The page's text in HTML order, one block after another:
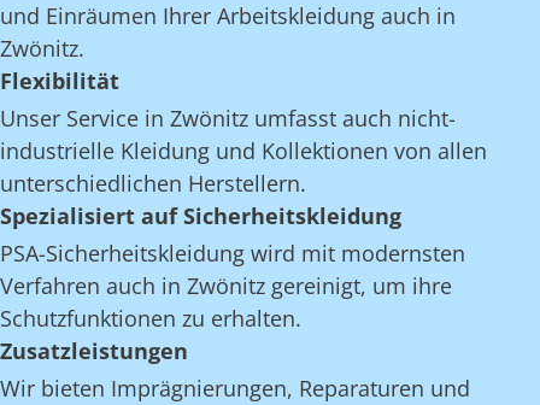
und Einräumen Ihrer Arbeitskleidung auch in
Zwönitz.
Flexibilität
Unser Service in Zwönitz umfasst auch nicht-
industrielle Kleidung und Kollektionen von allen
unterschiedlichen Herstellern.
Spezialisiert auf Sicherheitskleidung
PSA-Sicherheitskleidung wird mit modernsten
Verfahren auch in Zwönitz gereinigt, um ihre
Schutzfunktionen zu erhalten.
Zusatzleistungen
Wir bieten Imprägnierungen, Reparaturen und